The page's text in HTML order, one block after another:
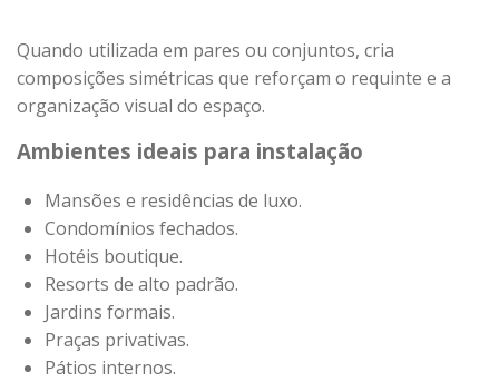
Quando utilizada em pares ou conjuntos, cria
composições simétricas que reforçam o requinte e a
organização visual do espaço.
Ambientes ideais para instalação
Mansões e residências de luxo.
Condomínios fechados.
Hotéis boutique.
Resorts de alto padrão.
Jardins formais.
Praças privativas.
Pátios internos.